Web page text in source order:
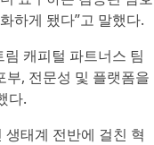
하게 됐다”고 말했다.
림 캐피털 파트너스 팀
, 전문성 및 플랫폼을
다.
생태계 전반에 걸친 혁